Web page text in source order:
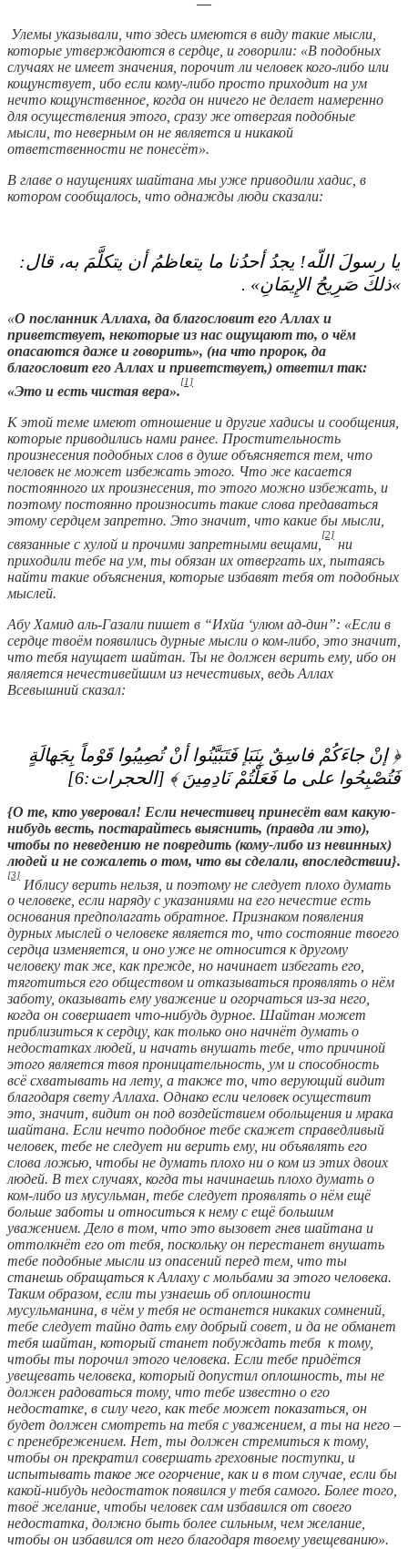
—
Улемы указывали, что здесь имеются в виду такие мысли,
которые утверждаются в сердце, и говорили: «В подобных
случаях не имеет значения, порочит ли человек кого-либо или
кощунствует, ибо если кому-либо просто приходит на ум
нечто кощунственное, когда он ничего не делает намеренно
для осуществления этого, сразу же отвергая подобные
мысли, то неверным он не является и никакой
ответственности не понесёт».
В главе о наущениях шайтана мы уже приводили хадис, в
котором сообщалось, что однажды люди сказали:
يا رسولَ اللّه‏!‏ يجدُ أحدُنا ما يتعاظمُ أن يتكلَّمَ به، قال‏:‏
‏»‏ذلكَ صَرِيحُ الإِيمَانِ‏»‏ .‏
«О посланник Аллаха, да благословит его Аллах и
приветствует, некоторые из нас ощущают то, о чём
опасаются даже и говорить», (на что пророк, да
благословит его Аллах и приветствует,) ответил так:
«Это и есть чистая вера».
[1]
К этой теме имеют отношение и другие хадисы и сообщения,
которые приводились нами ранее. Простительность
произнесения подобных слов в душе объясняется тем, что
человек не может избежать этого. Что же касается
постоянного их произнесения, то этого можно избежать, и
поэтому постоянно произносить такие слова предаваться
этому сердцем запретно. Это значит, что какие бы мысли,
связанные с хулой и прочими запретными вещами,
[2]
ни
приходили тебе на ум, ты обязан их отвергать их, пытаясь
найти такие объяснения, которые избавят тебя от подобных
мыслей.
Абу Хамид аль-Газали пишет в “Ихйа ‘улюм ад-дин”: «Если в
сердце твоём появились дурные мысли о ком-либо, это значит,
что тебя наущает шайтан. Ты не должен верить ему, ибо он
является нечестивейшим из нечестивых, ведь Аллах
Всевышний сказал:
﴿ ‏إنْ جاءَكُمْ فاسِقٌ بِنَبَإ فَتَبَيَّنُوا أنْ تُصِيبُوا قَوْماً بِجَهالَةٍ
فَتُصْبِحُوا على ما فَعَلْتُمْ نَادِمِينَ‏ ﴾‏ ‏[‏الحجرات‏:‏6‏]‏
{О те, кто уверовал! Если нечестивец принесёт вам какую-
нибудь весть, постарайтесь выяснить, (правда ли это),
чтобы по неведению не повредить (кому-либо из невинных)
людей и не сожалеть о том, что вы сделали, впоследствии}.
[3]
Иблису верить нельзя, и поэтому не следует плохо думать
о человеке, если наряду с указаниями на его нечестие есть
основания предполагать обратное. Признаком появления
дурных мыслей о человеке является то, что состояние твоего
сердца изменяется, и оно уже не относится к другому
человеку так же, как прежде, но начинает избегать его,
тяготиться его обществом и отказываться проявлять о нём
заботу, оказывать ему уважение и огорчаться из-за него,
когда он совершает что-нибудь дурное. Шайтан может
приблизиться к сердцу, как только оно начнёт думать о
недостатках людей, и начать внушать тебе, что причиной
этого является твоя проницательность, ум и способность
всё схватывать на лету, а также то, что верующий видит
благодаря свету Аллаха. Однако если человек осуществит
это, значит, видит он под воздействием обольщения и мрака
шайтана. Если нечто подобное тебе скажет справедливый
человек, тебе не следует ни верить ему, ни объявлять его
слова ложью, чтобы не думать плохо ни о ком из этих двоих
людей. В тех случаях, когда ты начинаешь плохо думать о
ком-либо из мусульман, тебе следует проявлять о нём ещё
больше заботы и относиться к нему с ещё большим
уважением. Дело в том, что это вызовет гнев шайтана и
оттолкнёт его от тебя, поскольку он перестанет внушать
тебе подобные мысли из опасений перед тем, что ты
станешь обращаться к Аллаху с мольбами за этого человека.
Таким образом, если ты узнаешь об оплошности
мусульманина, в чём у тебя не останется никаких сомнений,
тебе следует тайно дать ему добрый совет, и да не обманет
тебя шайтан, который станет побуждать тебя к тому,
чтобы ты порочил этого человека. Если тебе придётся
увещевать человека, который допустил оплошность, ты не
должен радоваться тому, что тебе известно о его
недостатке, в силу чего, как тебе может показаться, он
будет должен смотреть на тебя с уважением, а ты на него –
с пренебрежением. Нет, ты должен стремиться к тому,
чтобы он прекратил совершать греховные поступки, и
испытывать такое же огорчение, как и в том случае, если бы
какой-нибудь недостаток появился у тебя самого. Более того,
твоё желание, чтобы человек сам избавился от своего
недостатка, должно быть более сильным, чем желание,
чтобы он избавился от него благодаря твоему увещеванию».